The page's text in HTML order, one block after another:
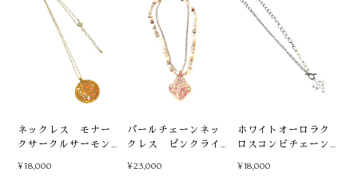
ネックレス モナー
クサークルサーモン
¥18,000
パールチェーンネッ
クレス ピンクライ
¥23,000
ホワイトオーロラク
ロスコンビチェーン
¥18,000